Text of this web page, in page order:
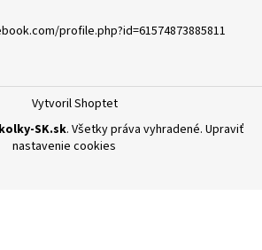
profile.php?id=61574873885811
Vytvoril Shoptet
SK.sk. Všetky práva vyhradené. Upraviť
nastavenie cookies